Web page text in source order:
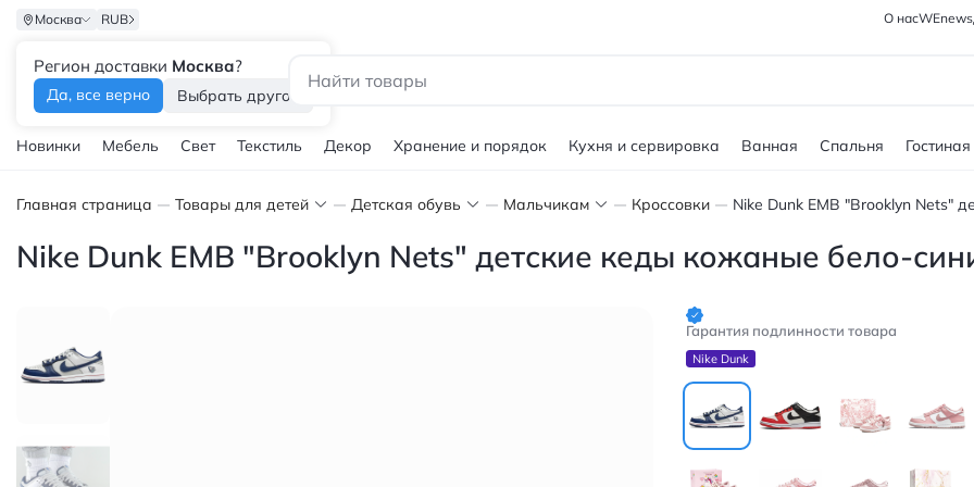
Москва
Регион доставки Москва?
Да, все верно Выбрать другой
RUB О насWEnews
Новинки Мебель Свет Текстиль Декор Хранение и порядок Кухня и сервировка Ванная Спальня Гостиная
Главная страница Товары для детей Детская обувь Мальчикам Кроссовки
Nike Dunk EMB "Brooklyn Nets" детские кеды кожаные бело-
Гарантия подлинности товара
Nike Dunk